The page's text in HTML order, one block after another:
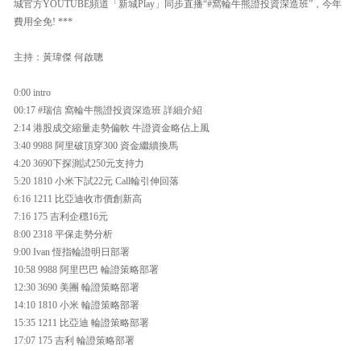
城官方YOUTUBE頻道「新城Play」同步直播“#窩輪牛熊證投資深造班”，今年
費用全免! ***
主持：黃瑋傑 何啟聰
0:00 intro
00:17 #瑞信 窩輪牛熊證投資深造班 詳細介紹
2:14 港股成交縮量走勢偏軟 牛證資金略佔上風
3:40 9988 阿里破頂穿300 資金繼續換馬
4:20 3690下探測試250元支持力
5:20 1810 小米下試22元 Call輪引伸回落
6:16 1211 比亞迪收市價創新高
7:16 175 吉利企穩16元
8:00 2318 平保走勢分析
9:00 Ivan 恆指輪證明日部署
10:58 9988 阿里巴巴 輪證策略部署
12:30 3690 美團 輪證策略部署
14:10 1810 小米 輪證策略部署
15:35 1211 比亞迪 輪證策略部署
17:07 175 吉利 輪證策略部署